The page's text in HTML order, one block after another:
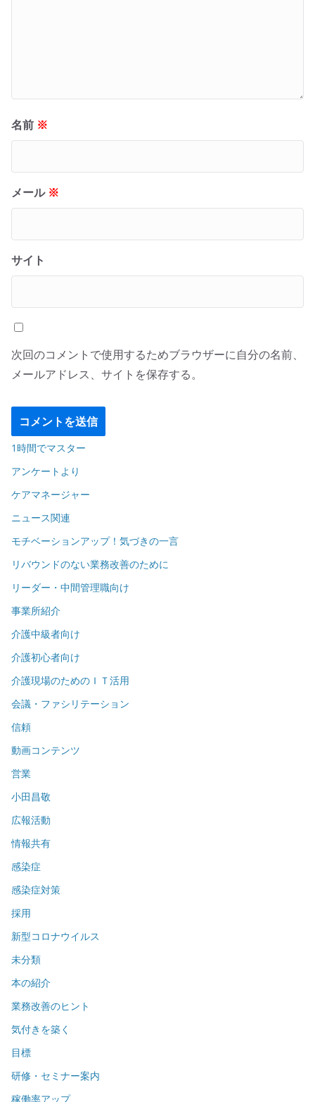
名前 ※
メール ※
サイト
次回のコメントで使用するためブラウザーに自分の名前、
メールアドレス、サイトを保存する。
1時間でマスター
アンケートより
ケアマネージャー
ニュース関連
モチベーションアップ！気づきの一言
リバウンドのない業務改善のために
リーダー・中間管理職向け
事業所紹介
介護中級者向け
介護初心者向け
介護現場のためのＩＴ活用
会議・ファシリテーション
信頼
動画コンテンツ
営業
小田昌敬
広報活動
情報共有
感染症
感染症対策
採用
新型コロナウイルス
未分類
本の紹介
業務改善のヒント
気付きを築く
目標
研修・セミナー案内
稼働率アップ